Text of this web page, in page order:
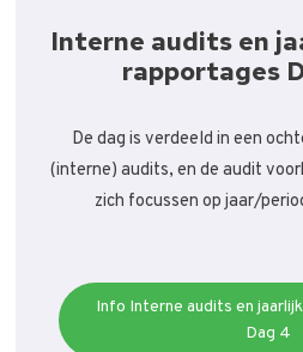
Interne audits en
rapportages
De dag is verdeeld in een
(interne) audits, en de audit
zich focussen op jaar/
Info Interne audits en
Dag 4